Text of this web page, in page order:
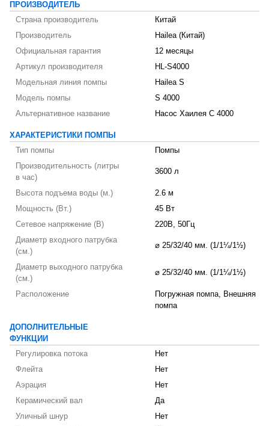
ПРОИЗВОДИТЕЛЬ
Страна производитель
Китай
Производитель
Hailea (Китай)
Официальная гарантия
12 месяцы
Артикул производителя
HL-S4000
Модельная линия помпы
Hailea S
Модель помпы
S 4000
Альтернативное название
Насос Хаилея С 4000
ХАРАКТЕРИСТИКИ ПОМПЫ
Тип помпы
Помпы
Производительность (литры
в час)
3600 л
Высота подъема воды (м.)
2.6 м
Мощность (Вт.)
45 Вт
Сетевое напряжение (В)
220В, 50Гц
Диаметр входного патрубка
(см.)
⌀ 25/32/40 мм. (1/1¼/1½)
Диаметр выходного патрубка
(см.)
⌀ 25/32/40 мм. (1/1¼/1½)
Расположение
Погружная помпа, Внешняя
помпа
ДОПОЛНИТЕЛЬНЫЕ
ФУНКЦИИ
Регулировка потока
Нет
Флейта
Нет
Аэрация
Нет
Керамический вал
Да
Уличный шнур
Нет